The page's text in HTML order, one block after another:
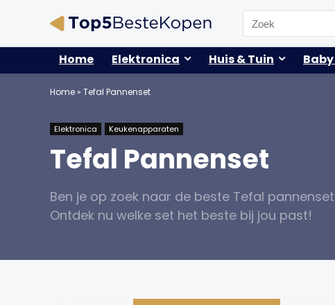
Search
for:
Home Elektronica Huis & Tuin
Home» Tefal Pannenset
Elektronica Keukenapparaten
Tefal Pannenset
Ben je op zoek naar de beste Tefal
Ontdek nu welke set het beste bij jou past!